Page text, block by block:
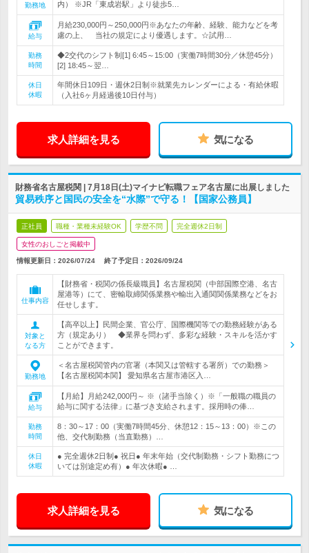
勤務地 内） ※JR「東成岩駅」より徒歩5…
給与
月給230,000円～250,000円※あなたの年齢、経験、能力などを考
慮の上、 当社の規定により優遇します。☆試用…
勤務
時間
◆2交代のシフト制[1] 6:45～15:00（実働7時間30分／休憩45分）
[2] 18:45～翌…
休日
休暇
年間休日109日・週休2日制※就業先カレンダーによる・有給休暇
（入社6ヶ月経過後10日付与）
求人詳細を見る 気になる
財務省名古屋税関 | 7月18日(土)マイナビ転職フェア名古屋に出展しました
貿易秩序と国民の安全を“水際”で守る！【国家公務員】
正社員 職種・業種未経験OK 学歴不問 完全週休2日制
女性のおしごと掲載中
情報更新日：2026/07/24 終了予定日： 2026/09/24
仕事内容
【財務省・税関の係長級職員】名古屋税関（中部国際空港、名古
屋港等）にて、密輸取締関係業務や輸出入通関関係業務などをお
任せします。
対象と
なる方
【高卒以上】民間企業、官公庁、国際機関等での勤務経験がある
方（規定あり） ◆業界を問わず、多彩な経験・スキルを活かす
ことができます。
勤務地
＜名古屋税関管内の官署（本関又は管轄する署所）での勤務＞
【名古屋税関本関】 愛知県名古屋市港区入…
給与
【月給】月給242,000円～ ※（諸手当除く）※「一般職の職員の
給与に関する法律」に基づき支給されます。採用時の俸…
勤務
時間
8：30～17：00（実働7時間45分、休憩12：15～13：00）※この
他、交代制勤務（当直勤務）…
休日
休暇
● 完全週休2日制● 祝日● 年末年始（交代制勤務・シフト勤務につ
いては別途定め有）● 年次休暇● …
求人詳細を見る 気になる